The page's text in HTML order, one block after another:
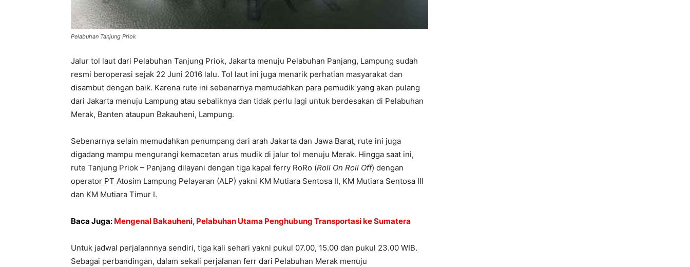
Pelabuhan Tanjung Priok
Jalur tol laut dari Pelabuhan Tanjung Priok, Jakarta menuju Pelabuhan Panjang, Lampung sudah
resmi beroperasi sejak 22 Juni 2016 lalu. Tol laut ini juga menarik perhatian masyarakat dan
disambut dengan baik. Karena rute ini sebenarnya memudahkan para pemudik yang akan pulang
dari Jakarta menuju Lampung atau sebaliknya dan tidak perlu lagi untuk berdesakan di Pelabuhan
Merak, Banten ataupun Bakauheni, Lampung.
Sebenarnya selain memudahkan penumpang dari arah Jakarta dan Jawa Barat, rute ini juga
digadang mampu mengurangi kemacetan arus mudik di jalur tol menuju Merak. Hingga saat ini,
rute Tanjung Priok – Panjang dilayani dengan tiga kapal ferry RoRo (Roll On Roll Off) dengan
operator PT Atosim Lampung Pelayaran (ALP) yakni KM Mutiara Sentosa II, KM Mutiara Sentosa III
dan KM Mutiara Timur I.
Baca Juga: Mengenal Bakauheni, Pelabuhan Utama Penghubung Transportasi ke Sumatera
Untuk jadwal perjalannnya sendiri, tiga kali sehari yakni pukul 07.00, 15.00 dan pukul 23.00 WIB.
Sebagai perbandingan, dalam sekali perjalanan ferr dari Pelabuhan Merak menuju